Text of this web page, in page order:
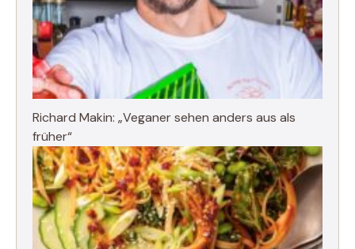
Richard Makin: „Veganer sehen anders aus als
früher“